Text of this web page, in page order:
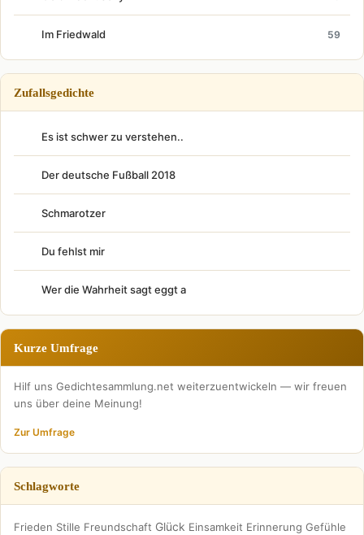
Im Friedwald 59
Zufallsgedichte
Es ist schwer zu verstehen..
Der deutsche Fußball 2018
Schmarotzer
Du fehlst mir
Wer die Wahrheit sagt eggt a
Kurze Umfrage
Hilf uns Gedichtesammlung.net weiterzuentwickeln — wir freuen
uns über deine Meinung!
Zur Umfrage
Schlagworte
Frieden Stille Freundschaft Glück Einsamkeit Erinnerung Gefühle